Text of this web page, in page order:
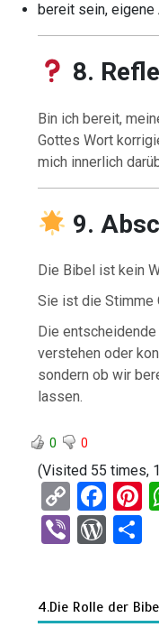
bereit sein,
8.
Bin ich bereit,
Gottes Wort
mich innerlich
9.
Die Bibel ist kein
Sie ist die Stimme
Die
verstehen oder
sondern ob wir
lassen.
0 0
(Visited 55 times,
C
o
py
n
F
a
ce
o
t
Vi W
Pr n
4.Die Rolle der